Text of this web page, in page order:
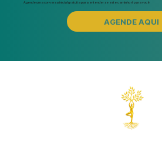
Agende uma conversa inicial gratuita para entender se este caminho é para você
AGENDE AQUI